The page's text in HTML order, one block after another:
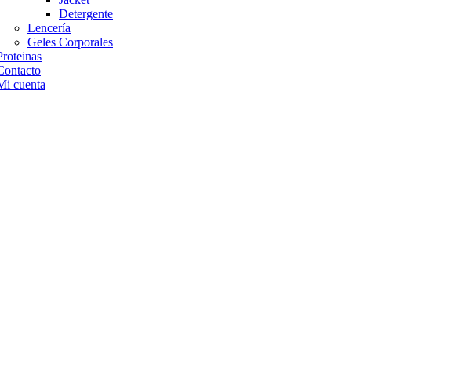
Detergente
Lencería
Geles Corporales
cuenta